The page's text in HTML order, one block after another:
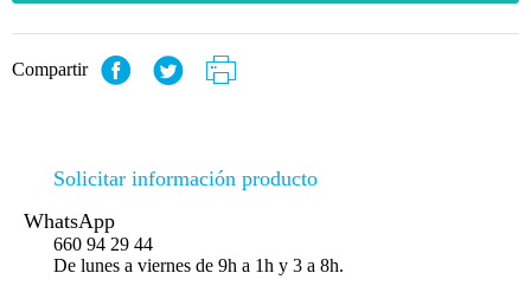
Compartir
Solicitar información producto
WhatsApp
660 94 29 44
De lunes a viernes de 9h a 1h y 3 a 8h.